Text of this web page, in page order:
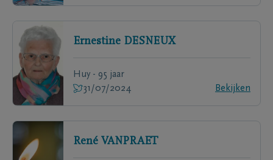
Ernestine DESNEUX
Huy - 95 jaar
31/07/2024
Bekijken
René VANPRAET